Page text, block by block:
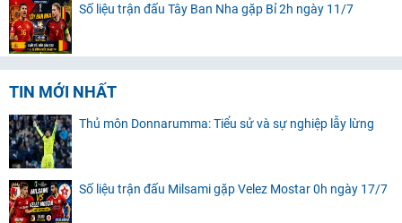
Số liệu trận đấu Tây Ban Nha gặp Bỉ 2h ngày 11/7
TIN MỚI NHẤT
Thủ môn Donnarumma: Tiểu sử và sự nghiệp lẫy lừng
Số liệu trận đấu Milsami gặp Velez Mostar 0h ngày 17/7